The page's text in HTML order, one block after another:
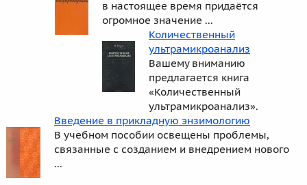
в настоящее время придаётся
огромное значение ...
Количественный
ультрамикроанализ
Вашему вниманию
предлагается книга
«Количественный
ультрамикроанализ».
Введение в прикладную энзимологию
В учебном пособии освещены проблемы,
связанные с созданием и внедрением нового
...